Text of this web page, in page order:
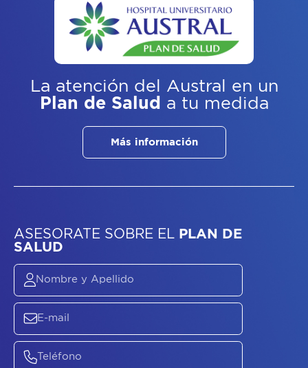
La atención del Austral
en un
Plan de Salud a tu medida
Más información
ASESORATE SOBREELPLAN DE
SALUD